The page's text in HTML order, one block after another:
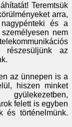
Teremtsük
arra,
és a
nem
részesüljünk az
az ünnepen is a
hiszen minket
felett is egyben
és történelmünk.